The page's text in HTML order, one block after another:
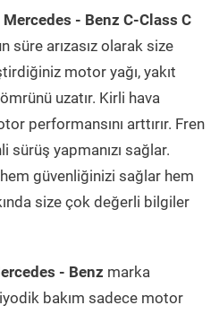
- Benz C-Class C
süre arızasız olarak size
motor yağı, yakıt
uzatır. Kirli hava
performansını arttırır. Fren
sürüş yapmanızı sağlar.
güvenliğinizi sağlar hem
size çok değerli bilgiler
- Benz marka
bakım sadece motor